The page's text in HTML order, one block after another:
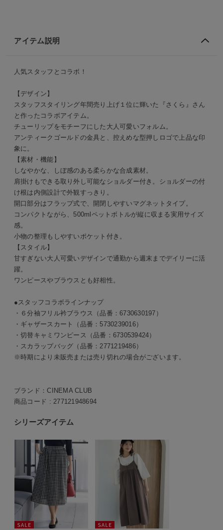
アイテム説明
人気スタッフとコラボ！
【デザイン】
スタッフスタイリング年間売り上げ１位に輝いた『さくら』さん
と作ったコラボアイテム。
チューリップをモチーフにした大人可愛いフォルム。
アンティークゴールドの金具と、控えめな型押しロゴで上品な印
象に。
【素材・機能】
しなやかな、しぼ感のある柔らかな合成素材。
肩掛けもできる取り外し可能なショルダー付き。ショルダーの付
け根は内側設計で外観すっきり。
開口部分はフラップ式で、開閉しやすいマグネットタイプ。
コンパクトながら、500mlペットボトルが縦に収まる実用サイズ
感。
小物の整理もしやすいポケット付き。
【スタイル】
甘すぎない大人可愛いデザインで通勤から週末までデイリーに活
躍。
ワンピースやブラウスとも好相性。
●スタッフコラボラインナップ
・６分袖フリル衿ブラウス（品番：6730630197）
・ギャザースカート（品番：5730239016）
・切替キャミワンピース（品番：6730539424）
・スカラップバッグ（品番：2771219486）
※時期により未販売または売り切れの場合がございます。
ブランド：CINEMA CLUB
商品コード : 277121948694
シリーズアイテム